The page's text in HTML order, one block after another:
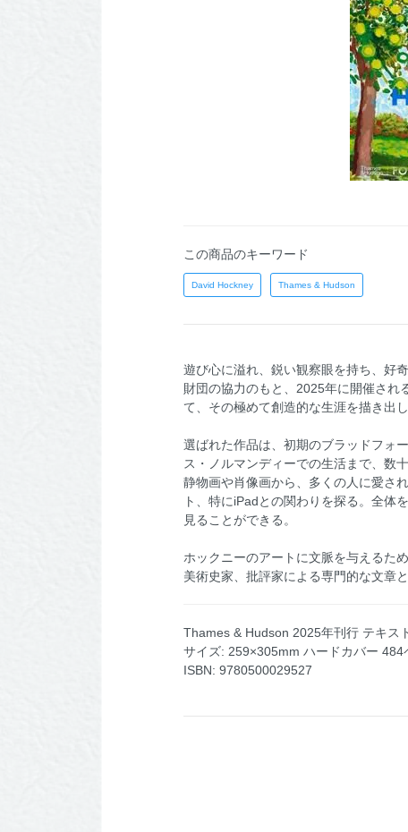
この商品のキーワード
David Hockney Thames & Hudson
遊び心に溢れ、鋭い観察眼を持ち、好
財団の協力のもと、2025年に開催され
て、その極めて創造的な生涯を描き出し
選ばれた作品は、初期のブラッドフォ
ス・ノルマンディーでの生活まで、数
静物画や肖像画から、多くの人に愛さ
ト、特にiPadとの関わりを探る。全体
見ることができる。
ホックニーのアートに文脈を与えるた
美術史家、批評家による専門的な文章
Thames & Hudson 2025年刊行 テキス
サイズ: 259×305mm ハードカバー 484
ISBN: 9780500029527